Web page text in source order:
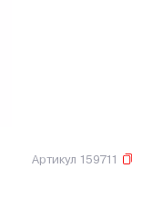
Артикул 159711